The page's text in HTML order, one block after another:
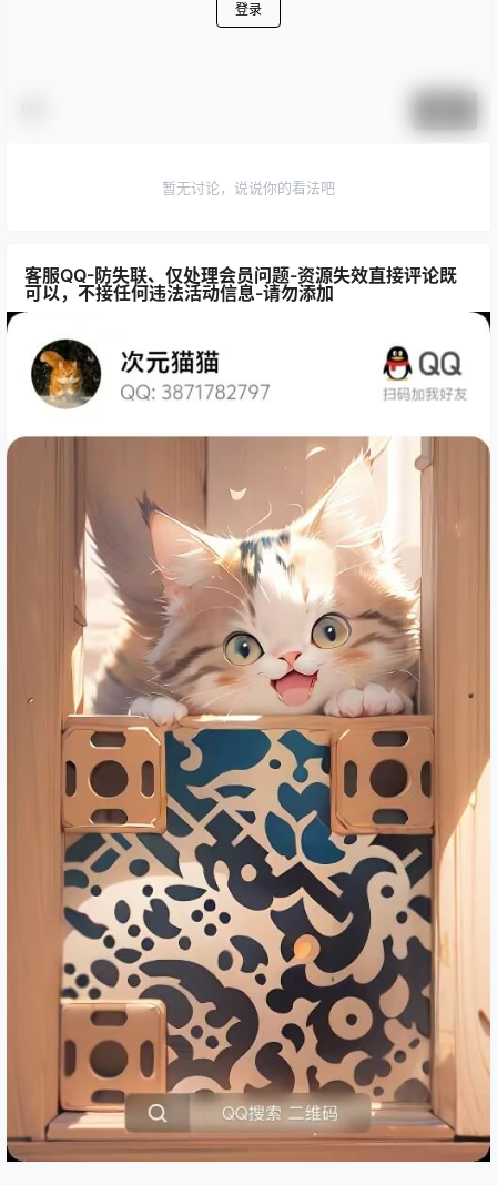
登录
暂无讨论，说说你的看法吧
客服QQ-防失联、仅处理会员问题-资源失效直接评论既
可以，不接任何违法活动信息-请勿添加